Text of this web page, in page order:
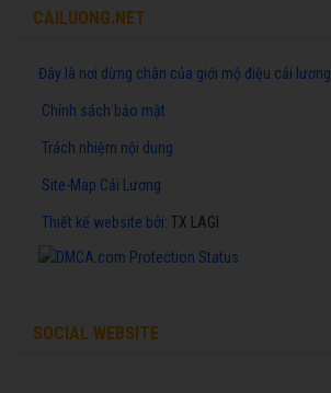
CAILUONG.NET
Đây là nơi dừng chân của giới mộ điệu cải lương
Chính sách bảo mật
Trách nhiệm nội dung
Site-Map Cải Lương
Thiết kế website bởi: TX LAGI
SOCIAL WEBSITE